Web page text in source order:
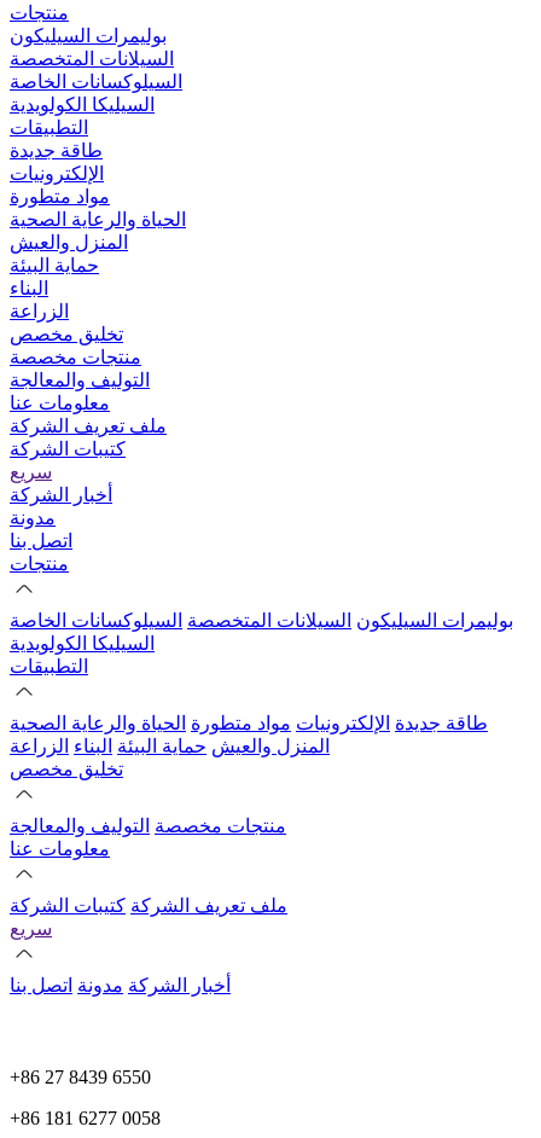
منتجات
بوليمرات السيليكون
السيلانات المتخصصة
السيلوكسانات الخاصة
السيليكا الكولويدية
التطبيقات
طاقة جديدة
الإلكترونيات
مواد متطورة
الحياة والرعاية الصحية
المنزل والعيش
حماية البيئة
البناء
الزراعة
تخليق مخصص
منتجات مخصصة
التوليف والمعالجة
معلومات عنا
ملف تعريف الشركة
كتيبات الشركة
سريع
أخبار الشركة
مدونة
اتصل بنا
منتجات
بوليمرات السيليكون السيلانات المتخصصة السيلوكسانات الخاصة
السيليكا الكولويدية
التطبيقات
طاقة جديدة الإلكترونيات مواد متطورة الحياة والرعاية الصحية
المنزل والعيش حماية البيئة البناء الزراعة
تخليق مخصص
منتجات مخصصة التوليف والمعالجة
معلومات عنا
ملف تعريف الشركة كتيبات الشركة
سريع
أخبار الشركة مدونة اتصل بنا
+86 27 8439 6550
+86 181 6277 0058